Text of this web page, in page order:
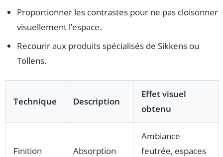
Proportionner les contrastes pour ne pas cloisonner
visuellement l’espace.
Recourir aux produits spécialisés de Sikkens ou
Tollens.
Technique Description
Effet visuel
obtenu
Finition
Absorption
Ambiance
feutrée, espaces